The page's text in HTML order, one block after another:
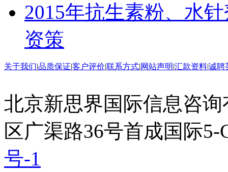
2015年抗生素粉、水
资策
关于我们|品质保证|客户评价|联系方式|网站声明|汇款资料|诚聘
北京新思界国际信息咨
区广渠路36号首成国际
号-1